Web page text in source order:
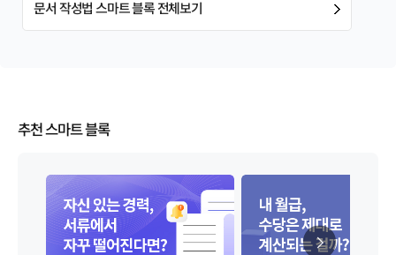
문서 작성법 스마트 블록 전체보기
추천 스마트 블록